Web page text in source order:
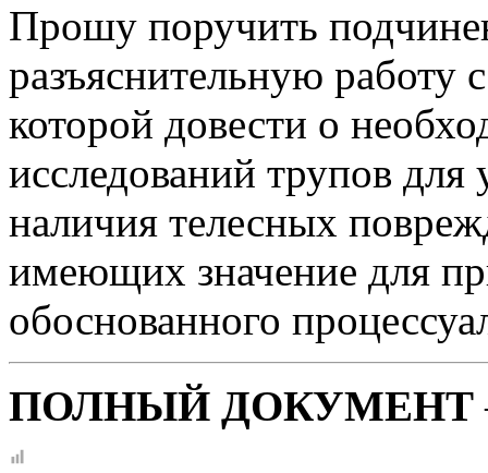
Прошу поручить
разъяснительную работу
которой довести о
исследований трупов
наличия телесных
имеющих значение для
обоснованного
ПОЛНЫЙ ДОКУМЕНТ